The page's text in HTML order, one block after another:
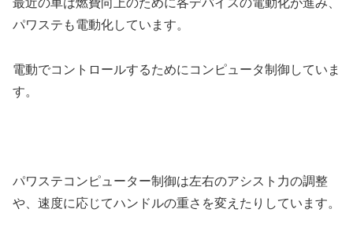
最近の車は燃費向上のために各デバイスの電動化が進み、
パワステも電動化しています。
電動でコントロールするためにコンピュータ制御していま
す。
パワステコンピューター制御は左右のアシスト力の調整
や、速度に応じてハンドルの重さを変えたりしています。